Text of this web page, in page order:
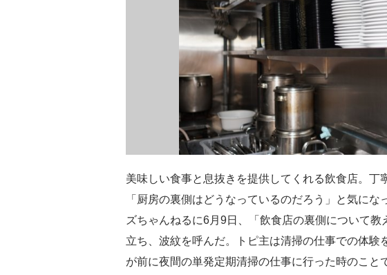
美味しい食事と息抜きを提供してくれる飲食店。丁
「厨房の裏側はどうなっているのだろう」と気に
ズちゃんねるに6月9日、「飲食店の裏側について
立ち、波紋を呼んだ。トピ主は清掃の仕事での体験
が前に夜間の単発定期清掃の仕事に行った時のこと